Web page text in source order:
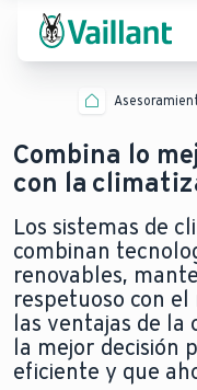
Combina lo
con la
Los sistemas de
combinan
renovables,
respetuoso con
las ventajas de
la mejor decisión
eficiente y que